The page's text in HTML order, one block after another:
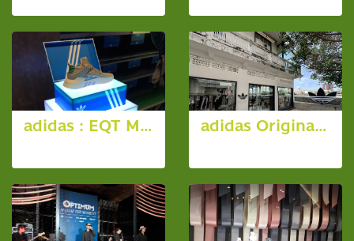
adidas : EQT MID adidas Originals Flagship Store : ทรงวาด